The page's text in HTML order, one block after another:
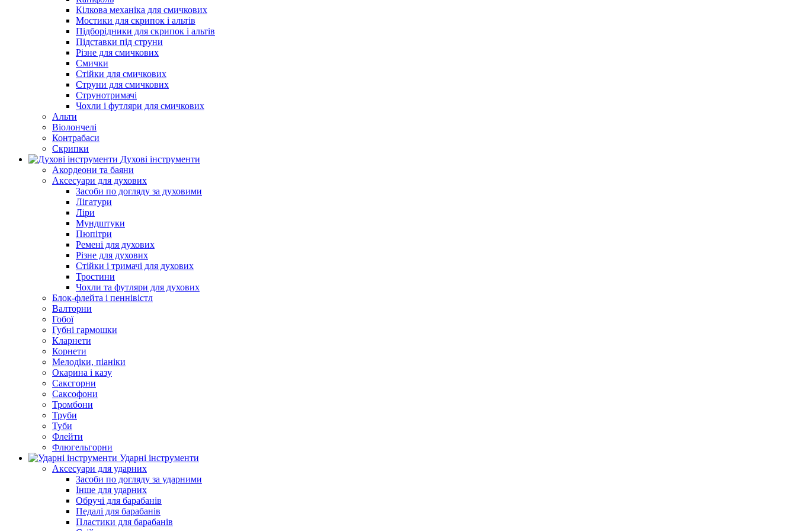
Кілкова механіка для смичкових
Мостики для скрипок і альтів
Підборiдники для скрипок і альтів
Підставки під струни
Різне для смичкових
Смички
Стійки для смичкових
Струни для смичкових
Струнотримачі
Чохли і футляри для смичкових
Альти
Віолончелі
Контрабаси
Скрипки
Духові інструменти
Акордеони та баяни
Аксесуари для духових
Засоби по догляду за духовими
Лігатури
Ліри
Мундштуки
Пюпітри
Ремені для духових
Різне для духових
Стійки і тримачі для духових
Тростини
Чохли та футляри для духових
Блок-флейта і пеннівістл
Валторни
Гобої
Губні гармошки
Кларнети
Корнети
Мелодіки, піаніки
Окарина і казу
Саксгорни
Саксофони
Тромбони
Труби
Туби
Флейти
Флюгельгорни
Ударні інструменти
Аксесуари для ударних
Засоби по догляду за ударними
Інше для ударних
Обручі для барабанів
Педалі для барабанів
Пластики для барабанів